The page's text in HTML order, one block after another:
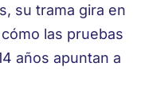
su trama gira en
las pruebas
años apuntan a